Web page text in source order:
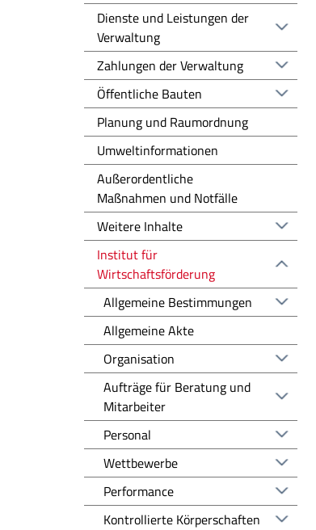
Dienste und Leistungen der
Verwaltung
Zahlungen der Verwaltung
Öffentliche Bauten
Planung und Raumordnung
Umweltinformationen
Außerordentliche
Maßnahmen und Notfälle
Weitere Inhalte
Institut für
Wirtschaftsförderung
Allgemeine Bestimmungen
Allgemeine Akte
Organisation
Aufträge für Beratung und
Mitarbeiter
Personal
Wettbewerbe
Performance
Kontrollierte Körperschaften